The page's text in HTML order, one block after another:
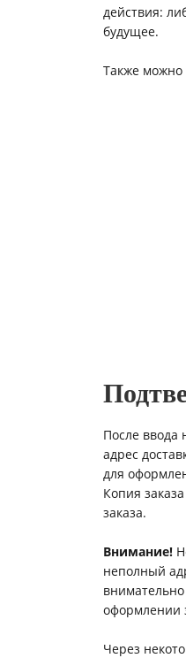
действия:
будущее.
Также можно
После ввода
адрес
для
Копия
заказа.
Внимание!
неполный
оформлении
Через